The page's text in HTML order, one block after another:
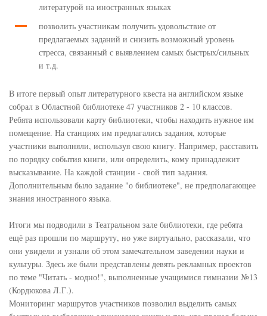
литературой на иностранных языках
позволить участникам получить удовольствие от
предлагаемых заданий и снизить возможный уровень
стресса, связанный с выявлением самых быстрых/сильных
и т.д.
В итоге первый опыт литературного квеста на английском языке
собрал в Областной библиотеке 47 участников 2 - 10 классов.
Ребята использовали карту библиотеки, чтобы находить нужное им
помещение. На станциях им предлагались задания, которые
участники выполняли, используя свою книгу. Например, расставить
по порядку события книги, или определить, кому принадлежит
высказывание. На каждой станции - свой тип задания.
Дополнительным было задание "о библиотеке", не предполагающее
знания иностранного языка.
Итоги мы подводили в Театральном зале библиотеки, где ребята
ещё раз прошли по маршруту, но уже виртуально, рассказали, что
они увидели и узнали об этом замечательном заведении науки и
культуры. Здесь же были представлены девять рекламных проектов
по теме "Читать - модно!", выполненные учащимися гимназии №13
(Кордюкова Л.Г.).
Мониторинг маршрутов участников позволил выделить самых